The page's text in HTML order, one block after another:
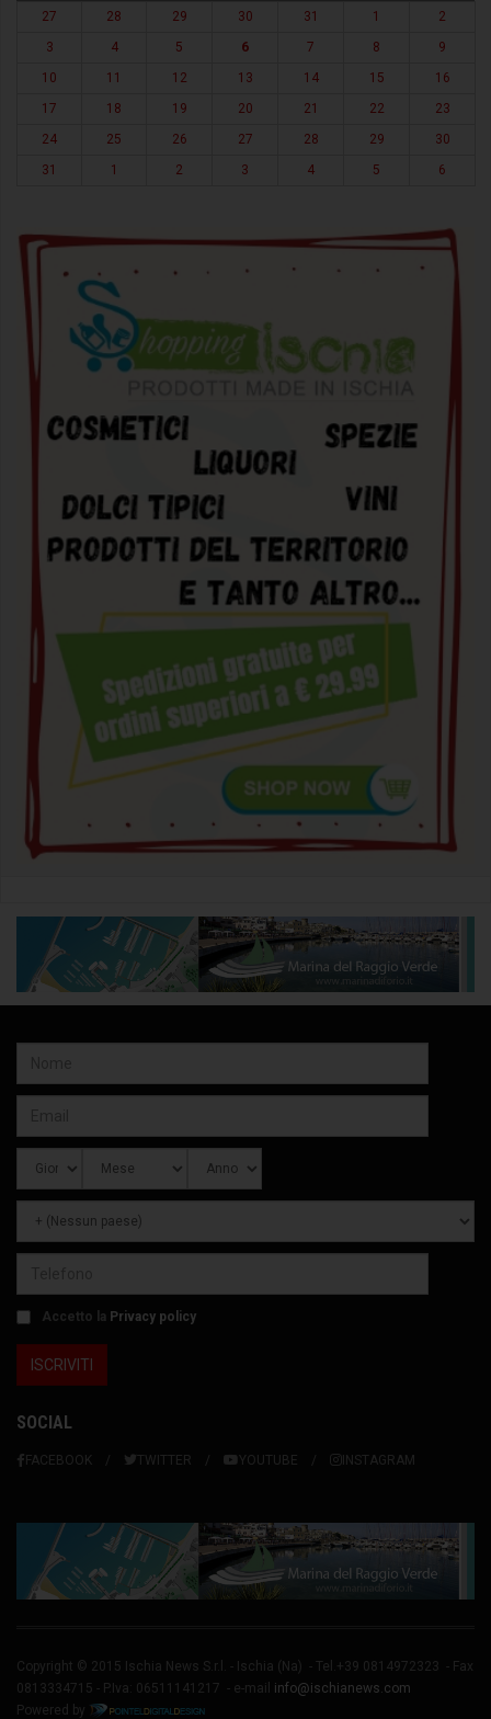
27
28 29 30 31 1
2
3
4 5 6 7 8
9
10
11 12 13 14 15
16
17
18 19 20 21 22
23
24
25 26 27 28 29
30
31
1 2 3 4 5 6
Accetto la Privacy policy
SOCIAL
FACEBOOK TWITTER YOUTUBE INSTAGRAM
Copyright © 2015 Ischia News S.r.l. - Ischia (Na) - Tel.+39 0814972323 - Fax
0813334715 - P.Iva: 06511141217 - e-mail info@ischianews.com
Powered by